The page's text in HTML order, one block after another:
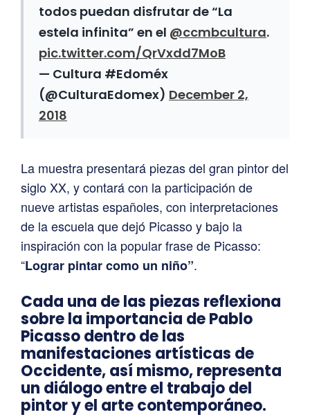
todos puedan disfrutar de “La
estela infinita” en el @ccmbcultura.
pic.twitter.com/QrVxdd7MoB
— Cultura #Edoméx
(@CulturaEdomex) December 2,
2018
La muestra presentará piezas del gran pintor del
siglo XX, y contará con la participación de
nueve artistas españoles, con interpretaciones
de la escuela que dejó Picasso y bajo la
inspiración con la popular frase de Picasso:
“Lograr pintar como un niño”.
Cada una de las piezas reflexiona
sobre la importancia de Pablo
Picasso dentro de las
manifestaciones artísticas de
Occidente, así mismo, representa
un diálogo entre el trabajo del
pintor y el arte contemporáneo.